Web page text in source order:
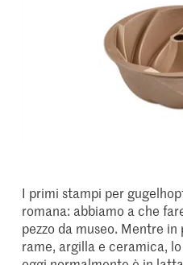
I primi stampi per
romana: abbiamo a che
pezzo da museo. Mentre
rame, argilla e ceramica,